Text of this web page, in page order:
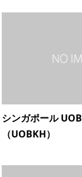
シンガポール
（UOBKH）